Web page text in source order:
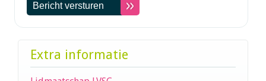
Extra informatie